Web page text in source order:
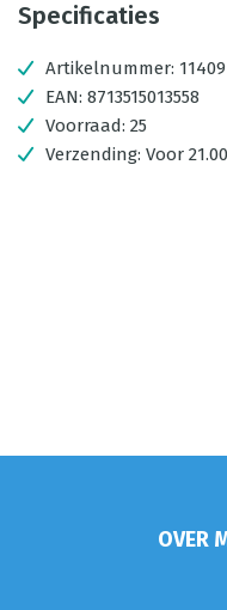
Specificaties
Artikelnummer: 11409
EAN: 8713515013558
Voorraad: 25
Verzending: Voor
OVER